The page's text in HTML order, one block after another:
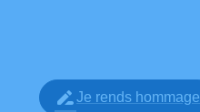
Je rends hommage